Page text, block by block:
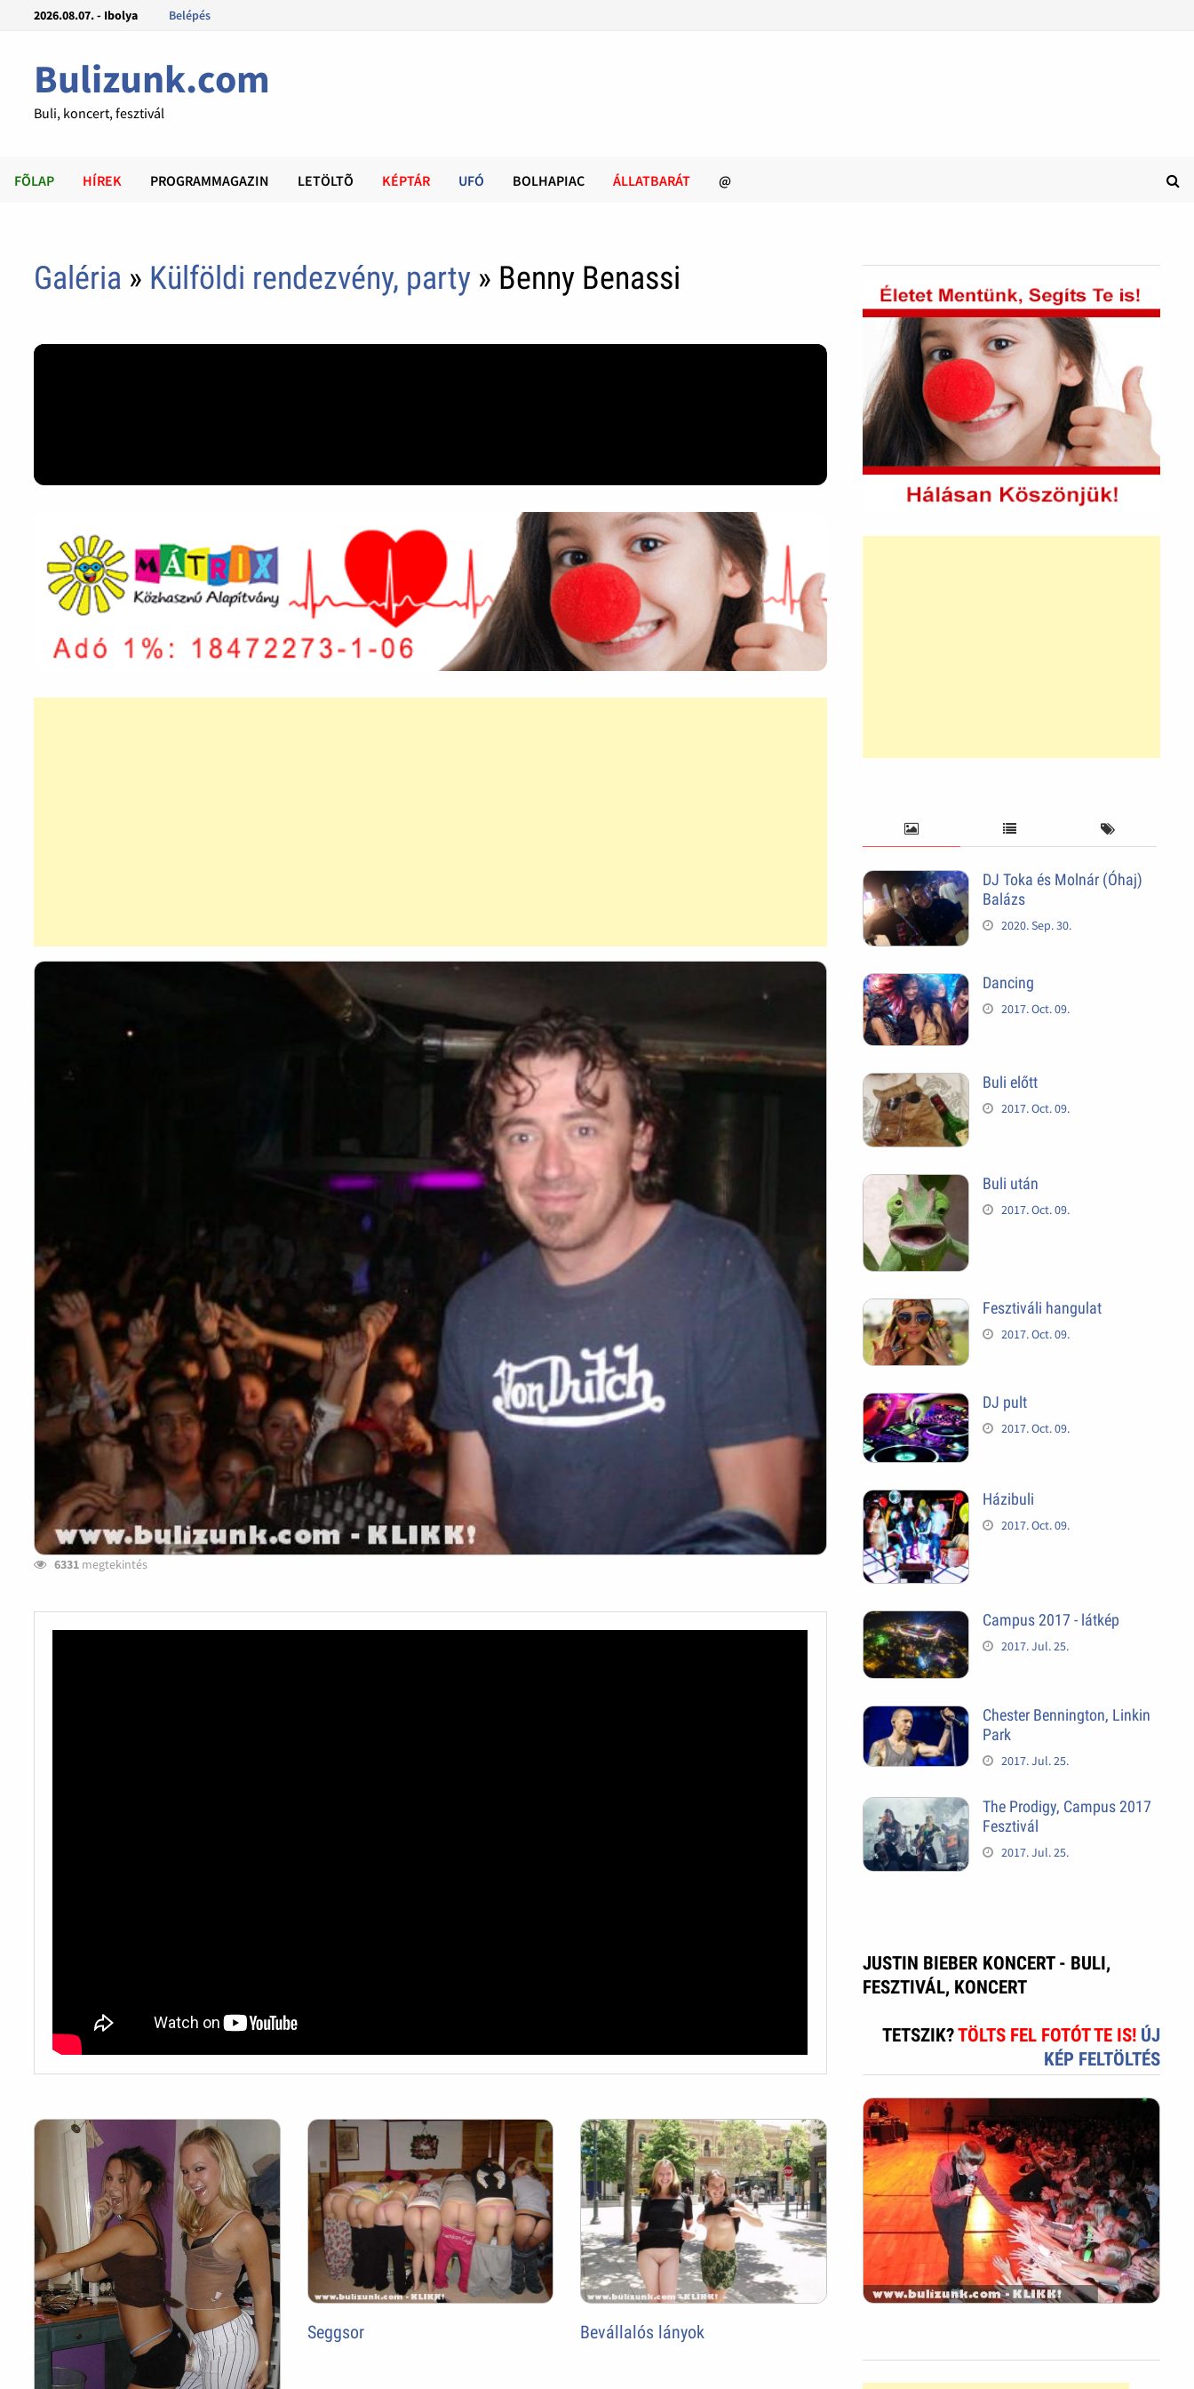
2026.08.07. - Ibolya Belépés
Bulizunk.com
Buli, koncert, fesztivál
FÕLAP HÍREK PROGRAMMAGAZIN LETÖLTÕ KÉPTÁR UFÓ BOLHAPIAC ÁLLATBARÁT @
Galéria » Külföldi rendezvény, party » Benny Benassi
6331 megtekintés
Seggsor Bevállalós lányok
DJ Toka és Molnár (Óhaj)
Balázs
2020. Sep. 30.
Dancing
2017. Oct. 09.
Buli előtt
2017. Oct. 09.
Buli után
2017. Oct. 09.
Fesztiváli hangulat
2017. Oct. 09.
DJ pult
2017. Oct. 09.
Házibuli
2017. Oct. 09.
Campus 2017 - látkép
2017. Jul. 25.
Chester Bennington, Linkin
Park
2017. Jul. 25.
The Prodigy, Campus 2017
Fesztivál
2017. Jul. 25.
JUSTIN BIEBER KONCERT - BULI,
FESZTIVÁL, KONCERT
TETSZIK?TÖLTS FEL FOTÓT TE IS! ÚJ
KÉP FELTÖLTÉS